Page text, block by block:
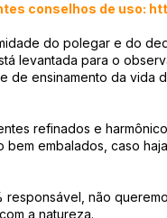
conselhos de uso:
do polegar e do
levantada para o
de ensinamento da vida
refinados e
bem embalados, caso
responsável, não
a natureza.